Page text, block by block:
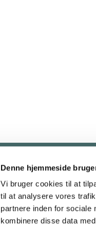
Denne hjemmeside
Vi bruger cookies til at
til at analysere vores
partnere inden for sociale
kombinere disse data
